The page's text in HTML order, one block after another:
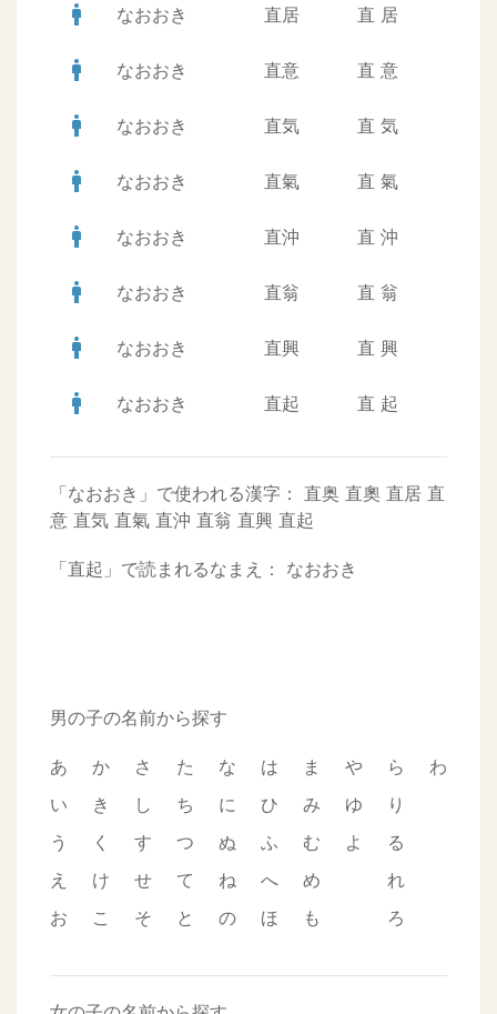
man なおおき 直居 直 居
man なおおき 直意 直 意
man なおおき 直気 直 気
man なおおき 直氣 直 氣
man なおおき 直沖 直 沖
man なおおき 直翁 直 翁
man なおおき 直興 直 興
man なおおき 直起 直 起
「なおおき」で使われる漢字： 直奥 直奧 直居 直
意 直気 直氣 直沖 直翁 直興 直起
「直起」で読まれるなまえ： なおおき
男の子の名前から探す
あ
い
う
え
お
か
き
く
け
こ
さ
し
す
せ
そ
た
ち
つ
て
と
な
に
ぬ
ね
の
は
ひ
ふ
へ
ほ
ま
み
む
め
も
や
ゆ
よ
ら
り
る
れ
ろ
わ